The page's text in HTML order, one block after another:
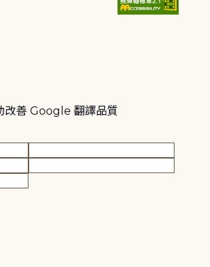
改善 Google 翻譯品質